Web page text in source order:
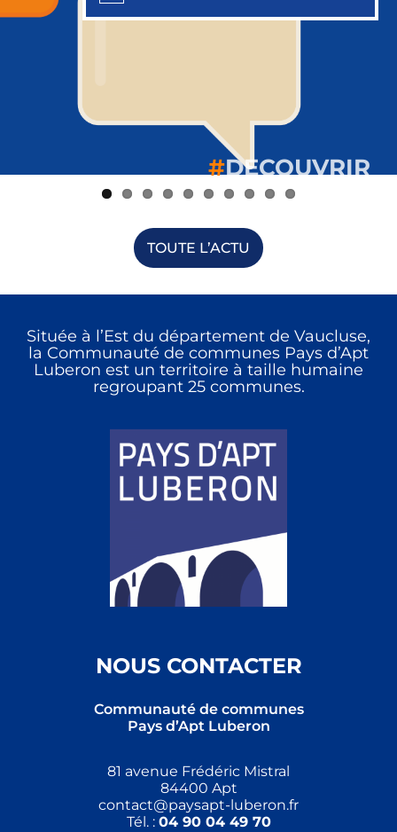
#DECOUVRIR
#DECOUVRIR
#DECOUVRIR
#DECOUVRIR
#DECOUVRIR
#DECOUVRIR
#DECOUVRIR
#DECOUVRIR
#DECOUVRIR
#DECOUVRIR
TOUTE L’ACTU
Située à l’Est du département de Vaucluse,
la Communauté de communes Pays d’Apt
Luberon est un territoire à taille humaine
regroupant 25 communes.
NOUS CONTACTER
Communauté de communes
Pays d’Apt Luberon
81 avenue Frédéric Mistral
84400 Apt
contact@paysapt-luberon.fr
Tél. : 04 90 04 49 70